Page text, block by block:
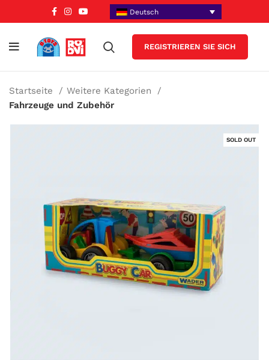
Deutsch
REGISTRIEREN SIE SICH
Startseite
Weitere Kategorien
Fahrzeuge und Zubehör
SOLD OUT